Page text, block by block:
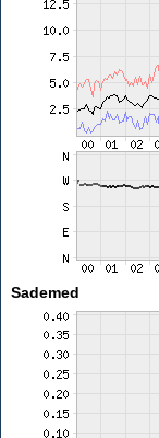
Sademed